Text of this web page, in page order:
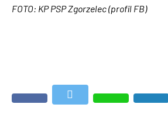
FOTO: KP PSP Zgorzelec (profil FB)